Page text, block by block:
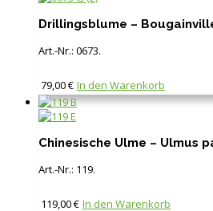
Drillingsblume –
Art.-Nr.: 0673.
79,00€ In den Warenkorb
Chinesische Ulme – Ulmus
Art.-Nr.: 119.
119,00€ In den Warenkorb